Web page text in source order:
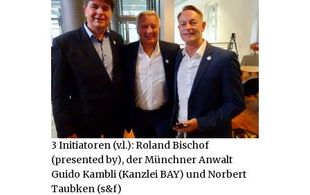
3 Initiatoren (v.l.): Roland Bischof
(presented by), der Münchner Anwalt
Guido Kambli (Kanzlei BAY) und Norbert
Taubken (s&f)